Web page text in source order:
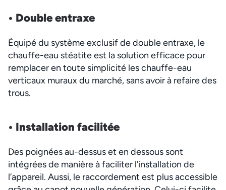
• Double entraxe
Équipé du système exclusif de double entraxe, le
chauffe-eau stéatite est la solution efficace pour
remplacer en toute simplicité les chauffe-eau
verticaux muraux du marché, sans avoir à refaire des
trous.
• Installation facilitée
Des poignées au-dessus et en dessous sont
intégrées de manière à faciliter l’installation de
l’appareil. Aussi, le raccordement est plus accessible